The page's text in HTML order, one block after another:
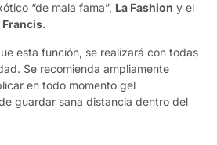
“de mala fama”, La Fashion y el
Francis.
esta función, se realizará con todas
Se recomienda ampliamente
en todo momento gel
guardar sana distancia dentro del